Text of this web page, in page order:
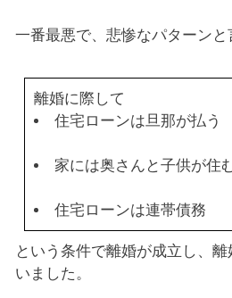
一番最悪で、悲惨なパターンと
離婚に際して
住宅ローンは旦那が払う
家には奥さんと子供が住
住宅ローンは連帯債務
という条件で離婚が成立し、
いました。